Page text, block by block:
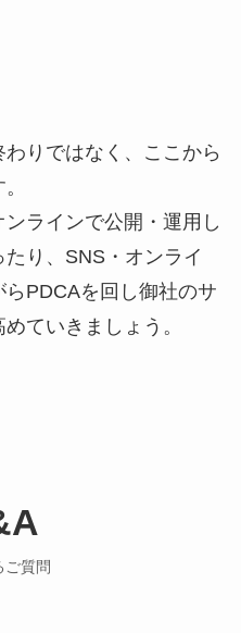
りではなく、ここから
ラインで公開・運用し
り、SNS・オンライ
PDCAを回し御社のサ
ていきましょう。
ご質問